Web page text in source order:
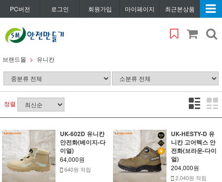
PC버전 로그인 회원가입 마이페이지 최근본상품
브랜드몰 유니칸
정렬
UK-602D 유니칸
안전화(베이지-다
이얼)
64,000원
640원 적립
UK-HESTY-D 유
니칸 고어텍스 안
전화(브라운-다이
얼)
204,000원
2,040원 적립